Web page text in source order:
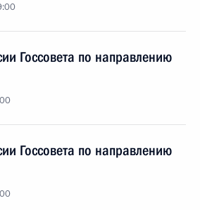
Госсовета по направлению
Госсовета по направлению